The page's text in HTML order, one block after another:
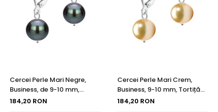
Cercei Perle Mari Negre,
Business, de 9-10 mm,
Tortiță Închisă, Argint 925 |
184,20 RON
Cercei Perle Mari Crem,
Business, 9-10 mm, Tortiță
Închisă, Argint 925 -
184,20 RON